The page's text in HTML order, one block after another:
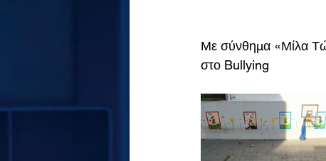
Με σύνθημα «Μίλα
στο Bullying